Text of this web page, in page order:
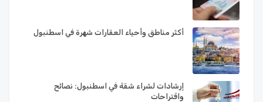
أكثر مناطق وأحياء العقارات شهرة في اسطنبول
إرشادات لشراء شقة في اسطنبول: نصائح
واقتراحات